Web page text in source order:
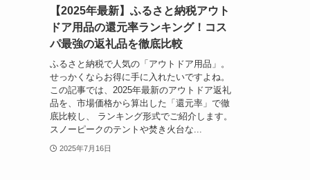
【2025年最新】ふるさと納税アウト
ドア用品の還元率ランキング！コス
パ最強の返礼品を徹底比較
ふるさと納税で人気の「アウトドア用品」。
せっかくならお得に手に入れたいですよね。
この記事では、2025年最新のアウトドア返礼
品を、市場価格から算出した「還元率」で徹
底比較し、 ランキング形式でご紹介します。
スノーピークのテントや焚き火台な...
2025年7月16日